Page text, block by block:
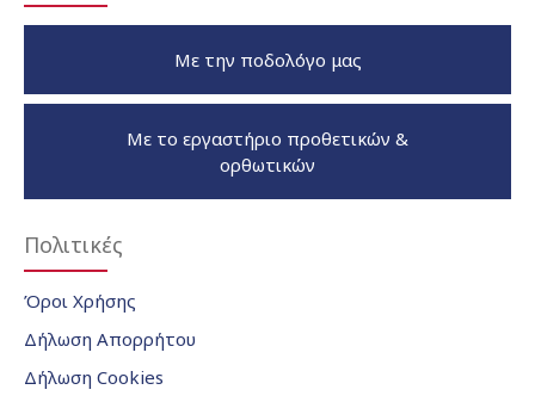
Με την ποδολόγο μας
Με το εργαστήριο προθετικών &
ορθωτικών
Πολιτικές
Όροι Χρήσης
Δήλωση Απορρήτου
Δήλωση Cookies